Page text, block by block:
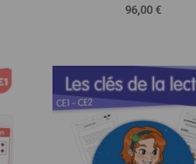
Prix
96,00 €